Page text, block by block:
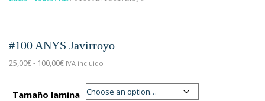
#100 ANYS Javirroyo
25,00€- 100,00€Rango
precios:
desde
IVA incluido
Tamaño lamina